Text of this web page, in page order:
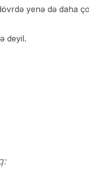
yenə də daha
deyil.